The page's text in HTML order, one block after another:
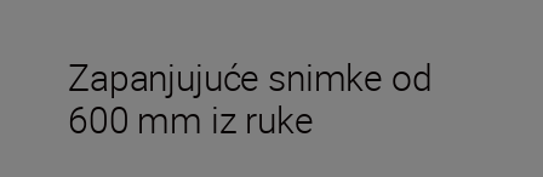
Zapanjujuće snimke od
600 mm iz ruke